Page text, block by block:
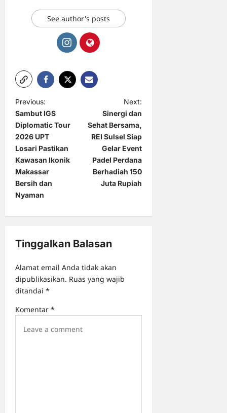
See author's posts
P
o
s
t
n
a
v
i
a
i
o
n
Previous:
Sambut IGS
Diplomatic Tour
2026 UPT
Losari Pastikan
Kawasan Ikonik
Makassar
Bersih dan
Nyaman
Next:
Sinergi dan
Sehat Bersama,
REI Sulsel Siap
Gelar Event
Padel Perdana
Berhadiah 150
Juta Rupiah
Tinggalkan Balasan
Alamat email Anda tidak akan
dipublikasikan. Ruas yang wajib
ditandai *
Komentar *